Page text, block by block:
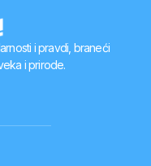
i pravdi, braneći
i prirode.